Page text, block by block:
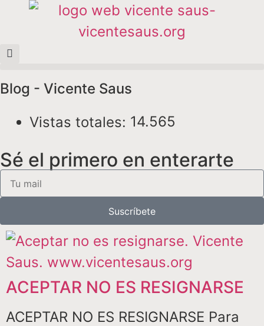
Blog - Vicente Saus
Vistas totales: 14.565
Sé el primero en enterarte
Suscríbete
ACEPTAR NO ES RESIGNARSE
ACEPTAR NO ES RESIGNARSE Para